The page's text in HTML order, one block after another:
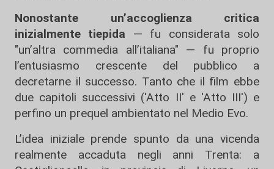
Nonostante un’accoglienza critica
inizialmente tiepida — fu considerata solo
"un’altra commedia all’italiana" — fu proprio
l’entusiasmo crescente del pubblico a
decretarne il successo. Tanto che il film ebbe
due capitoli successivi ('Atto II' e 'Atto III') e
perfino un prequel ambientato nel Medio Evo.
L’idea iniziale prende spunto da una vicenda
realmente accaduta negli anni Trenta: a